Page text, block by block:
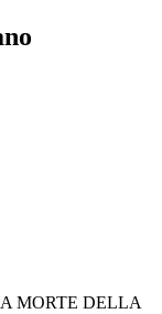
MORTE DELLA